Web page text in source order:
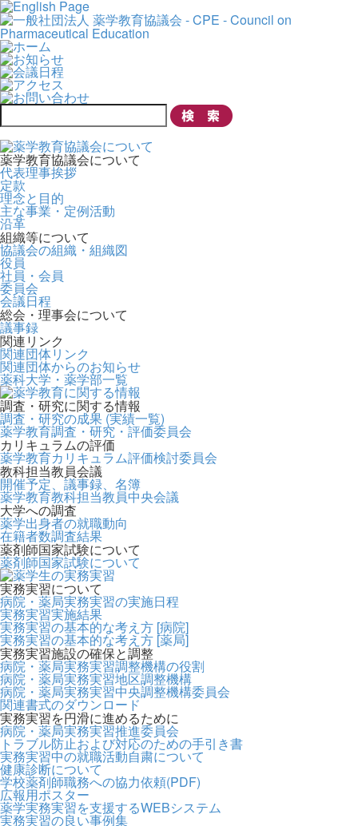
薬学教育協議会について
代表理事挨拶
定款
理念と目的
主な事業・定例活動
沿革
組織等について
協議会の組織・組織図
役員
社員・会員
委員会
会議日程
総会・理事会について
議事録
関連リンク
関連団体リンク
関連団体からのお知らせ
薬科大学・薬学部一覧
調査・研究に関する情報
調査・研究の成果 (実績一覧)
薬学教育調査・研究・評価委員会
カリキュラムの評価
薬学教育カリキュラム評価検討委員会
教科担当教員会議
開催予定、議事録、名簿
薬学教育教科担当教員中央会議
大学への調査
薬学出身者の就職動向
在籍者数調査結果
薬剤師国家試験について
薬剤師国家試験について
実務実習について
病院・薬局実務実習の実施日程
実務実習実施結果
実務実習の基本的な考え方 [病院]
実務実習の基本的な考え方 [薬局]
実務実習施設の確保と調整
病院・薬局実務実習調整機構の役割
病院・薬局実務実習地区調整機構
病院・薬局実務実習中央調整機構委員会
関連書式のダウンロード
実務実習を円滑に進めるために
病院・薬局実務実習推進委員会
トラブル防止および対応のための手引き書
実務実習中の就職活動自粛について
健康診断について
学校薬剤師職務への協力依頼(PDF)
広報用ポスター
薬学実務実習を支援するWEBシステム
実務実習の良い事例集